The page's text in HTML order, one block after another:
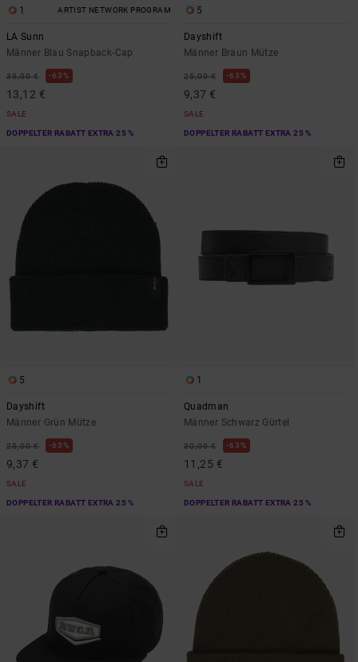
1 ARTIST NETWORK PROGRAM
LA Sunn
Männer Blau Snapback-Cap
35,00 € 63%
13,12 €
SALE
DOPPELTER RABATT EXTRA 25 %
5
Dayshift
Männer Braun Mütze
25,00 € 63%
9,37 €
SALE
DOPPELTER RABATT EXTRA 25 %
5
Dayshift
Männer Grün Mütze
25,00 € 63%
9,37 €
SALE
DOPPELTER RABATT EXTRA 25 %
1
Quadman
Männer Schwarz Gürtel
30,00 € 63%
11,25 €
SALE
DOPPELTER RABATT EXTRA 25 %